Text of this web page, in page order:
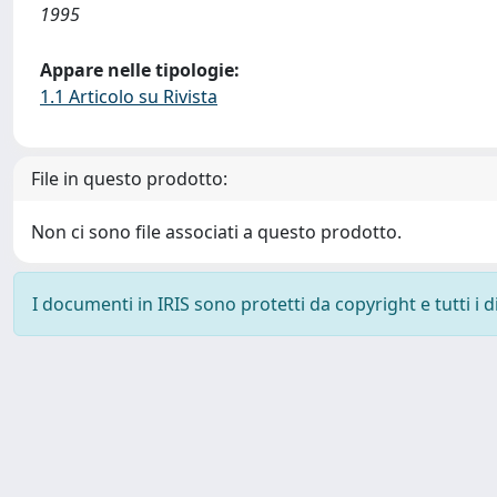
1995
Appare nelle tipologie:
1.1 Articolo su Rivista
File in questo prodotto:
Non ci sono file associati a questo prodotto.
I documenti in IRIS sono protetti da copyright e tutti i